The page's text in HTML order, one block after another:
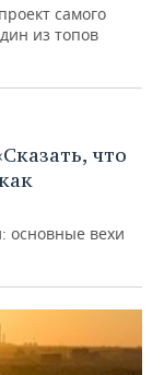
самого
из топов
что
основные вехи